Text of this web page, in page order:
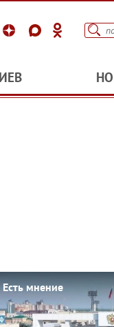
Есть мнение